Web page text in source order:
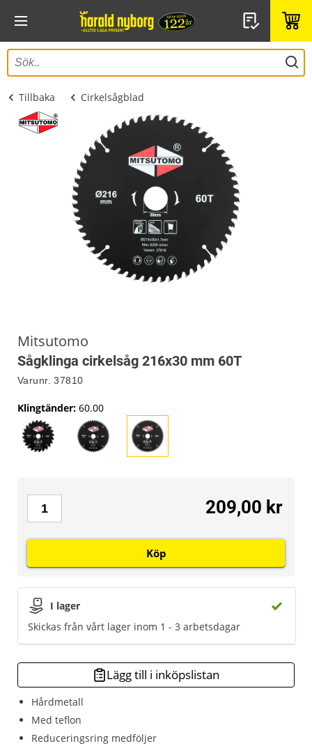
Tillbaka Cirkelsågblad
Mitsutomo
Sågklinga cirkelsåg 216x30 mm 60T
Varunr. 37810
Hårdmetall
Med teflon
Reduceringsring medföljer
Klingtänder: 60.00
I lager
Skickas från vårt lager inom 1 - 3 arbetsdagar
209,00 kr
Köp
Lägg till i inköpslistan